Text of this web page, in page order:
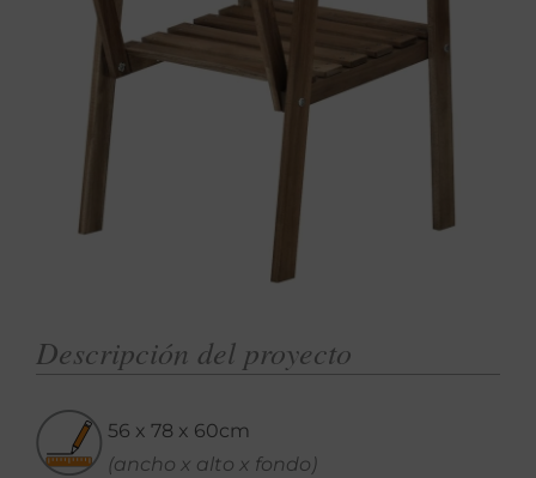
Descripción del proyecto
56 x 78 x 60cm
(ancho x alto x fondo)